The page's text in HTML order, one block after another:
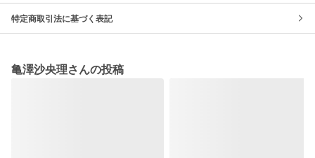
特定商取引法に基づく表記
亀澤沙央理さんの投稿